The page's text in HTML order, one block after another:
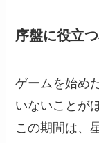
序盤に役立
ゲームを始め
いないことが
この期間は、